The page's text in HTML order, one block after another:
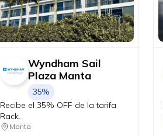
Wyndham Sail
Plaza Manta
35%
Recibe el 35% OFF de la tarifa
Rack.
Manta